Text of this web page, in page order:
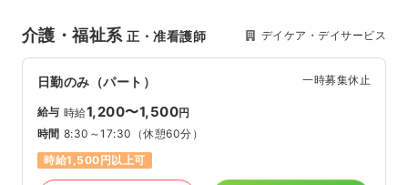
介護・福祉系正・准看護師 デイケア・デイサービス
日勤のみ（パート） 一時募集休止
給与 時給1,200〜1,500円
時間 8:30～17:30 （休憩60分）
時給1,500円以上可